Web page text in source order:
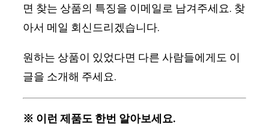
면 찾는 상품의 특징을 이메일로 남겨주세요. 찾
아서 메일 회신드리겠습니다.
원하는 상품이 있었다면 다른 사람들에게도 이
글을 소개해 주세요.
※ 이런 제품도 한번 알아보세요.